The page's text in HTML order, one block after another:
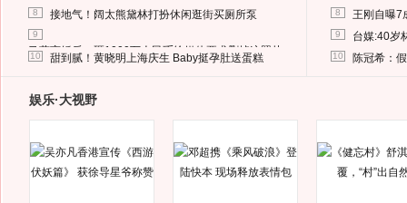
8 接地气！阔太熊黛林打扮休闲逛街买厕所泵
9
马蓉离婚后，砸1000万人民币给媒体要求删掉这照片
10 甜到腻！黄晓明上海庆生 Baby挺孕肚送蛋糕
8 王刚自曝7
9 台媒:40岁
10 陈冠希：
娱乐·大视野